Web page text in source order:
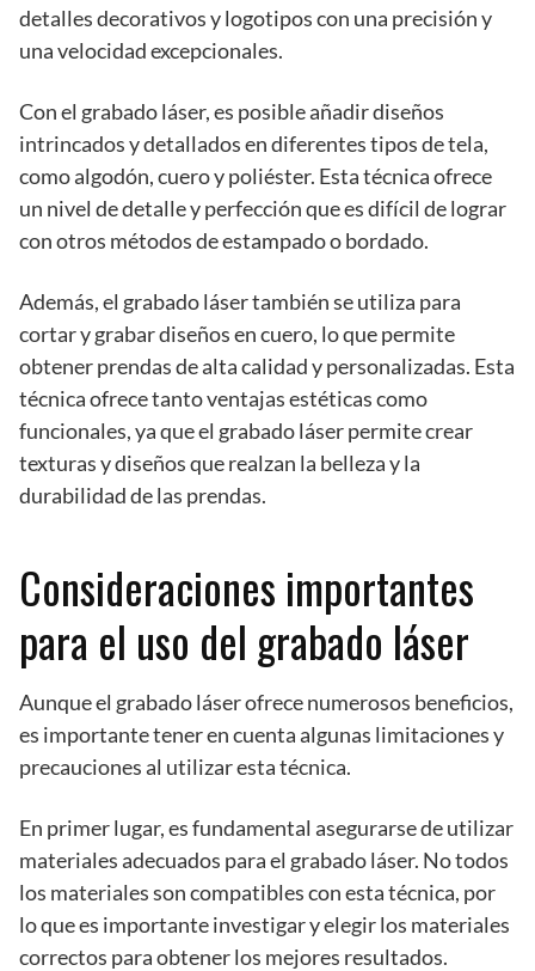
detalles decorativos y logotipos con una precisión y
una velocidad excepcionales.
Con el grabado láser, es posible añadir diseños
intrincados y detallados en diferentes tipos de tela,
como algodón, cuero y poliéster. Esta técnica ofrece
un nivel de detalle y perfección que es difícil de lograr
con otros métodos de estampado o bordado.
Además, el grabado láser también se utiliza para
cortar y grabar diseños en cuero, lo que permite
obtener prendas de alta calidad y personalizadas. Esta
técnica ofrece tanto ventajas estéticas como
funcionales, ya que el grabado láser permite crear
texturas y diseños que realzan la belleza y la
durabilidad de las prendas.
Consideraciones importantes
para el uso del grabado láser
Aunque el grabado láser ofrece numerosos beneficios,
es importante tener en cuenta algunas limitaciones y
precauciones al utilizar esta técnica.
En primer lugar, es fundamental asegurarse de utilizar
materiales adecuados para el grabado láser. No todos
los materiales son compatibles con esta técnica, por
lo que es importante investigar y elegir los materiales
correctos para obtener los mejores resultados.